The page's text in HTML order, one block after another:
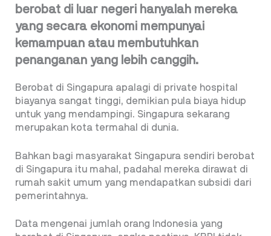
berobat di luar negeri hanyalah mereka
yang secara ekonomi mempunyai
kemampuan atau membutuhkan
penanganan yang lebih canggih.
Berobat di Singapura apalagi di private hospital
biayanya sangat tinggi, demikian pula biaya hidup
untuk yang mendampingi. Singapura sekarang
merupakan kota termahal di dunia.
Bahkan bagi masyarakat Singapura sendiri berobat
di Singapura itu mahal, padahal mereka dirawat di
rumah sakit umum yang mendapatkan subsidi dari
pemerintahnya.
Data mengenai jumlah orang Indonesia yang